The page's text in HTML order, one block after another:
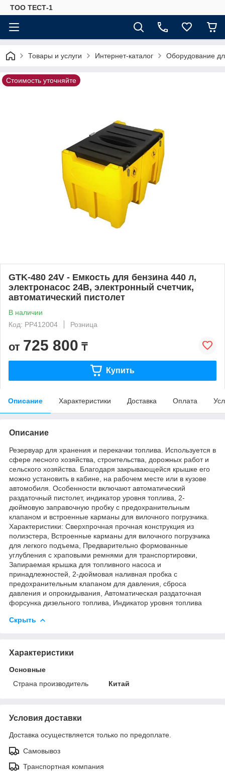
ТОО ТЕСТ-1
Товары и услуги Интернет-каталог Оборудование
Стоимость уточняйте
GTK-480 24V - Емкость для бензина 440 л,
электронасос 24В, электронный счетчик,
автоматический пистолет
В наличии
Код: PP412004
Розница
от 725 800 ₸
Купить
Описание Характеристики Доставка Оплата
Описание
Резервуар для хранения и перекачки топлива. Используется в
сфере лесного хозяйства, строительства, дорожных работ и
сельского хозяйства. Благодаря закрывающейся крышке его
можно установить в кабине, на рабочем месте или в кузове
автомобиля. Особенности включают автоматический
раздаточный пистолет, индикатор уровня топлива, 2-
дюймовую заправочную пробку с предохранительным
клапаном и встроенные карманы для вилочного погрузчика.
Характеристики: Сверхпрочная прочная конструкция из
полиэстера, Встроенные карманы для вилочного погрузчика
для легкого подъема, Предварительно формованные
углубления с храповыми ремнями для транспортировки,
Запираемая крышка для топливного насоса и
принадлежностей, 2-дюймовая наливная пробка с
предохранительным клапаном для давления, сброса
давления и опрокидывания, Автоматическая раздаточная
форсунка дизельного топлива, Индикатор уровня топлива
Скрыть
Характеристики
Основные
Страна производитель
Китай
Условия доставки
Доставка осуществляется только по предоплате.
Самовывоз
Транспортная компания